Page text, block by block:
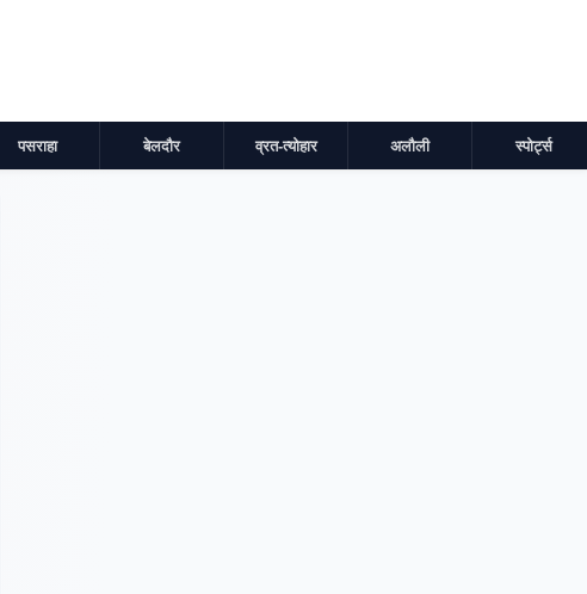
पसराहा बेलदौर व्रत-त्योहार अलौली स्पोर्ट्स